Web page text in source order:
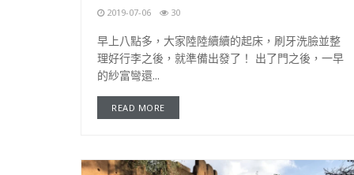
2019-07-06 30
早上八點多，大家陸陸續續的起床，刷牙洗臉並整
理好行李之後，就準備出發了！ 出了門之後，一早
的紗富彎還...
READ MORE